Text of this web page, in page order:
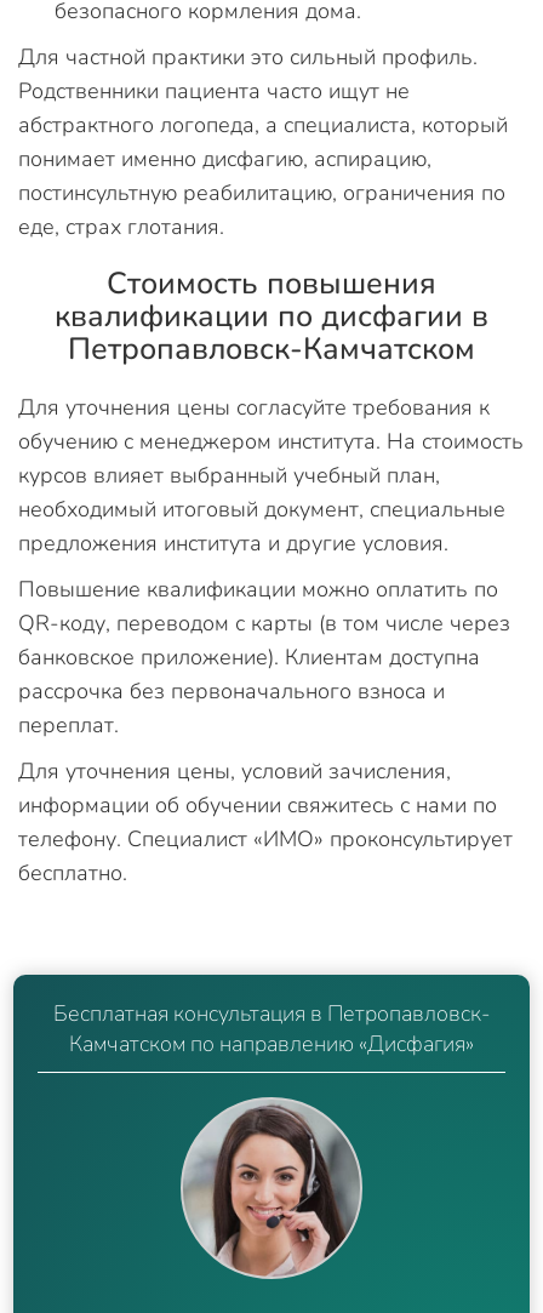
безопасного кормления дома.
Для частной практики это сильный профиль.
Родственники пациента часто ищут не
абстрактного логопеда, а специалиста, который
понимает именно дисфагию, аспирацию,
постинсультную реабилитацию, ограничения по
еде, страх глотания.
Стоимость повышения
квалификации по дисфагии в
Петропавловск-Камчатском
Для уточнения цены согласуйте требования к
обучению с менеджером института. На стоимость
курсов влияет выбранный учебный план,
необходимый итоговый документ, специальные
предложения института и другие условия.
Повышение квалификации можно оплатить по
QR-коду, переводом с карты (в том числе через
банковское приложение). Клиентам доступна
рассрочка без первоначального взноса и
переплат.
Для уточнения цены, условий зачисления,
информации об обучении свяжитесь с нами по
телефону. Специалист «ИМО» проконсультирует
бесплатно.
Бесплатная консультация в Петропавловск-
Камчатском по направлению «Дисфагия»